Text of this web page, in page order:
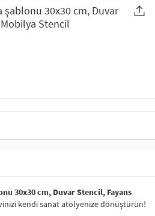
30x30 cm, Duvar
Stencil
30x30 cm, Duvar Stencil, Fayans
kendi sanat atölyenize dönüştürün!